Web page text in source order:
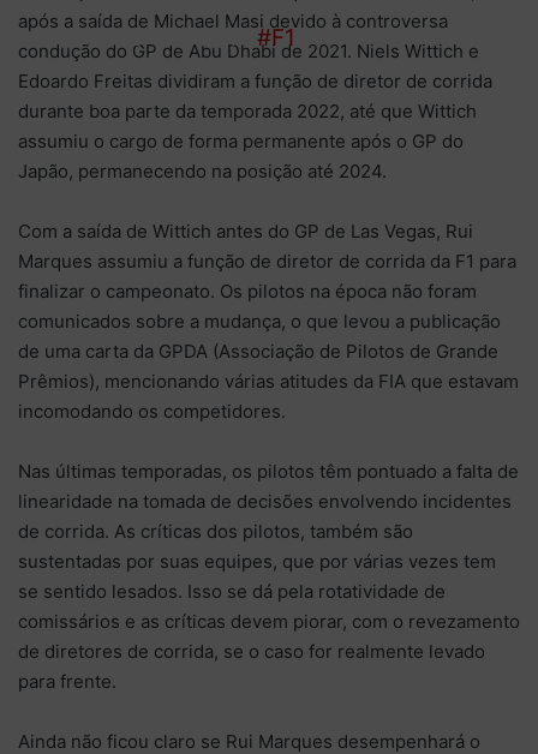
race-director.” #F1
após a saída de Michael Masi devido à controversa
condução do GP de Abu Dhabi de 2021. Niels Wittich e
Edoardo Freitas dividiram a função de diretor de corrida
durante boa parte da temporada 2022, até que Wittich
assumiu o cargo de forma permanente após o GP do
Japão, permanecendo na posição até 2024.
Com a saída de Wittich antes do GP de Las Vegas, Rui
Marques assumiu a função de diretor de corrida da F1 para
finalizar o campeonato. Os pilotos na época não foram
comunicados sobre a mudança, o que levou a publicação
de uma carta da GPDA (Associação de Pilotos de Grande
Prêmios), mencionando várias atitudes da FIA que estavam
incomodando os competidores.
Nas últimas temporadas, os pilotos têm pontuado a falta de
linearidade na tomada de decisões envolvendo incidentes
de corrida. As críticas dos pilotos, também são
sustentadas por suas equipes, que por várias vezes tem
se sentido lesados. Isso se dá pela rotatividade de
comissários e as críticas devem piorar, com o revezamento
de diretores de corrida, se o caso for realmente levado
para frente.
Ainda não ficou claro se Rui Marques desempenhará o